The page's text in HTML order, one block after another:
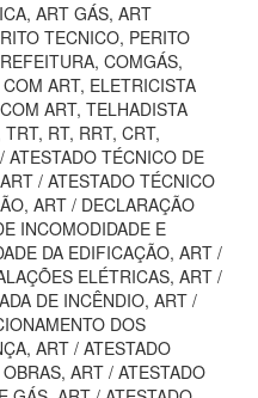
ART GÁS, ART
TECNICO, PERITO
COMGÁS,
ART, ELETRICISTA
ART, TELHADISTA
RT, RRT, CRT,
ATESTADO TÉCNICO DE
/ ATESTADO TÉCNICO
ART / DECLARAÇÃO
INCOMODIDADE E
DA EDIFICAÇÃO, ART /
ELÉTRICAS, ART /
DE INCÊNDIO, ART /
DOS
ART / ATESTADO
ART / ATESTADO